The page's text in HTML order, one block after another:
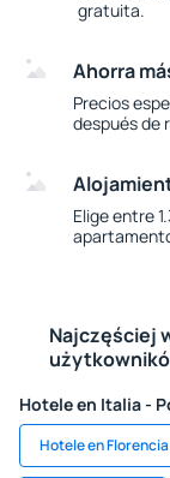
gratuita.
Ahorra
Precios
después de
Elige entre
Najczęściej
Hotele en Italia -
Hotele en Florencia